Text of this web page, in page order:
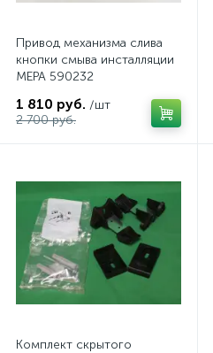
Привод механизма слива
кнопки смыва инсталляции
MEPA 590232
1 810 руб. /шт
2 700 руб.
Комплект скрытого